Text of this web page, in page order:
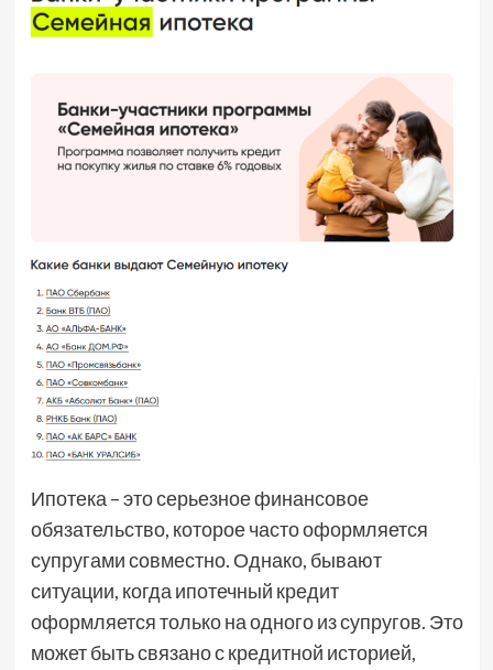
Ипотека – это серьезное финансовое
обязательство, которое часто оформляется
супругами совместно. Однако, бывают
ситуации, когда ипотечный кредит
оформляется только на одного из супругов. Это
может быть связано с кредитной историей,